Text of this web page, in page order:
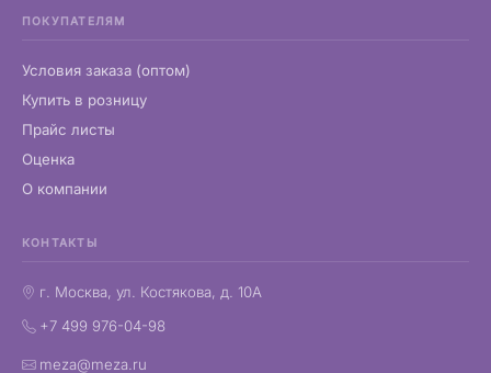
ПОКУПАТЕЛЯМ
Условия заказа (оптом)
Купить в розницу
Прайс листы
Оценка
О компании
КОНТАКТЫ
г. Москва, ул. Костякова, д. 10А
+7 499 976-04-98
meza@meza.ru